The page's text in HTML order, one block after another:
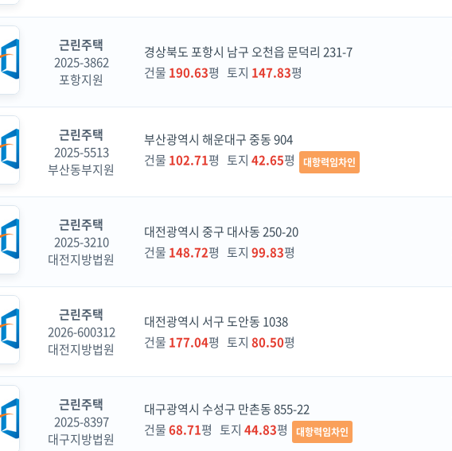
근린주택
2025-3862
포항지원
경상북도 포항시 남구 오천읍 문덕리 231-7
건물 190.63평 토지 147.83평
근린주택
2025-5513
부산동부지원
부산광역시 해운대구 중동 904
건물 102.71평 토지 42.65평 대항력임차인
근린주택
2025-3210
대전지방법원
대전광역시 중구 대사동 250-20
건물 148.72평 토지 99.83평
근린주택
2026-600312
대전지방법원
대전광역시 서구 도안동 1038
건물 177.04평 토지 80.50평
근린주택
2025-8397
대구지방법원
대구광역시 수성구 만촌동 855-22
건물68.71평 토지 44.83평 대항력임차인